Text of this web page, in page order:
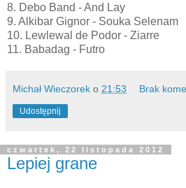
8. Debo Band - And Lay
9. Alkibar Gignor - Souka Selenam
10. Lewlewal de Podor - Ziarre
11. Babadag - Futro
Michał Wieczorek o 21:53 Brak
Udostępnij
czwartek, 22 listopada 2012
Lepiej grane